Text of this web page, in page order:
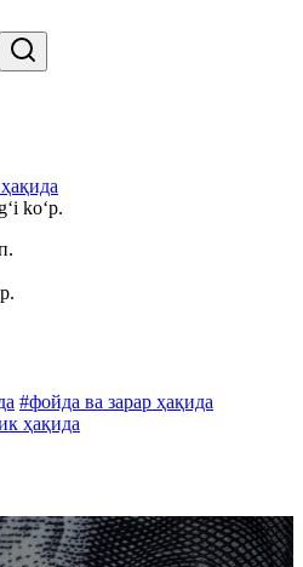
ko‘p.
#фойда ва зарар ҳақида
ҳақида